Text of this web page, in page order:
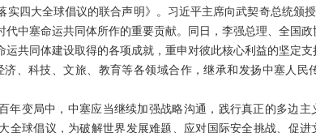
实四大全球倡议的联合声明》。习近平主席向武契奇总统颁
中塞命运共同体所作的重要贡献。同日，李强总理、全国政
运共同体建设取得的各项成就，重申对彼此核心利益的坚定
济、科技、文旅、教育等各领域合作，继承和发扬中塞人
年变局中，中塞应当继续加强战略沟通，践行真正的多边
全球倡议，为破解世界发展难题、应对国际安全挑战、促